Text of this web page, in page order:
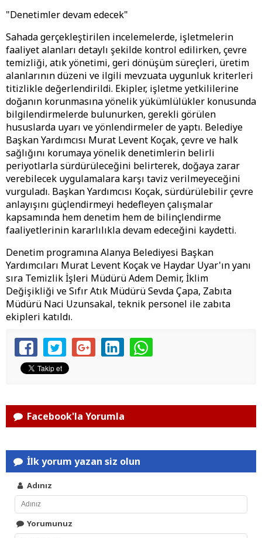
"Denetimler devam edecek"
Sahada gerçekleştirilen incelemelerde, işletmelerin
faaliyet alanları detaylı şekilde kontrol edilirken, çevre
temizliği, atık yönetimi, geri dönüşüm süreçleri, üretim
alanlarının düzeni ve ilgili mevzuata uygunluk kriterleri
titizlikle değerlendirildi. Ekipler, işletme yetkililerine
doğanın korunmasına yönelik yükümlülükler konusunda
bilgilendirmelerde bulunurken, gerekli görülen
hususlarda uyarı ve yönlendirmeler de yaptı. Belediye
Başkan Yardımcısı Murat Levent Koçak, çevre ve halk
sağlığını korumaya yönelik denetimlerin belirli
periyotlarla sürdürüleceğini belirterek, doğaya zarar
verebilecek uygulamalara karşı taviz verilmeyeceğini
vurguladı. Başkan Yardımcısı Koçak, sürdürülebilir çevre
anlayışını güçlendirmeyi hedefleyen çalışmalar
kapsamında hem denetim hem de bilinçlendirme
faaliyetlerinin kararlılıkla devam edeceğini kaydetti.
Denetim programına Alanya Belediyesi Başkan
Yardımcıları Murat Levent Koçak ve Haydar Uyar'ın yanı
sıra Temizlik İşleri Müdürü Adem Demir, İklim
Değişikliği ve Sıfır Atık Müdürü Sevda Çapa, Zabıta
Müdürü Naci Uzunsakal, teknik personel ile zabıta
ekipleri katıldı.
Facebook'la Yorumla
İlk yorum yazan siz olun
Adınız
Yorumunuz